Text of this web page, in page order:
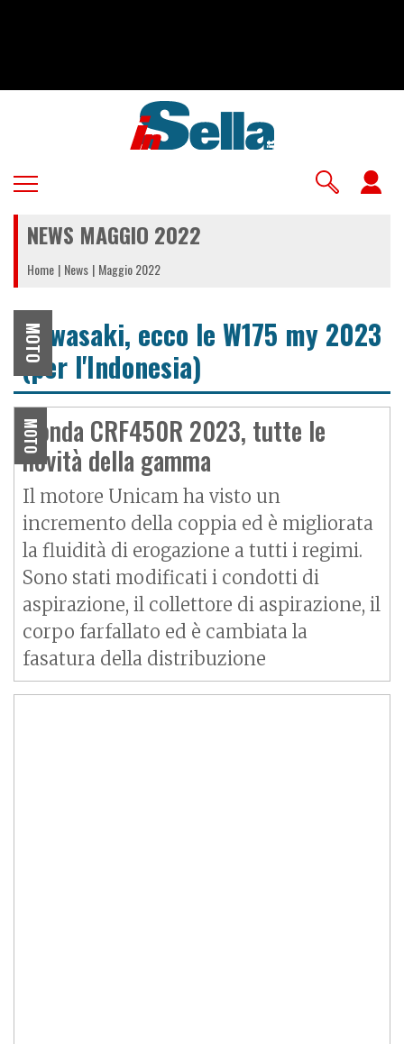
NEWS MAGGIO 2022
Home News Maggio 2022
MOTO
Kawasaki, ecco le W175 my 2023
(per l'Indonesia)
MOTO
Honda CRF450R 2023, tutte le
novità della gamma
Il motore Unicam ha visto un
incremento della coppia ed è migliorata
la fluidità di erogazione a tutti i regimi.
Sono stati modificati i condotti di
aspirazione, il collettore di aspirazione, il
corpo farfallato ed è cambiata la
fasatura della distribuzione